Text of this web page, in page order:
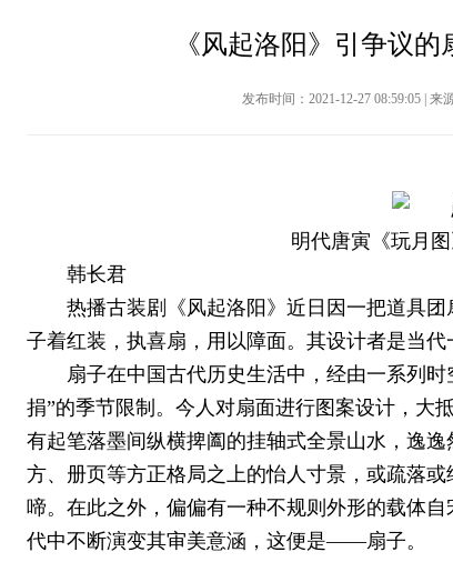
《风起洛阳》引争议
发布时间：2021-12-27 08:59:05 |
明代唐寅《玩月
韩长君
热播古装剧《风起洛阳》近日因一把道具
子着红装，执喜扇，用以障面。其设计者是当
扇子在中国古代历史生活中，经由一系列
捐”的季节限制。今人对扇面进行图案设计，大
有起笔落墨间纵横捭阖的挂轴式全景山水，逸
方、册页等方正格局之上的怡人寸景，或疏落
啼。在此之外，偏偏有一种不规则外形的载体
代中不断演变其审美意涵，这便是——扇子。